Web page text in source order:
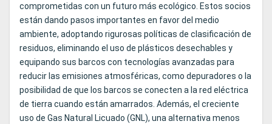
comprometidas con un futuro más ecológico. Estos socios
están dando pasos importantes en favor del medio
ambiente, adoptando rigurosas políticas de clasificación de
residuos, eliminando el uso de plásticos desechables y
equipando sus barcos con tecnologías avanzadas para
reducir las emisiones atmosféricas, como depuradores o la
posibilidad de que los barcos se conecten a la red eléctrica
de tierra cuando están amarrados. Además, el creciente
uso de Gas Natural Licuado (GNL), una alternativa menos